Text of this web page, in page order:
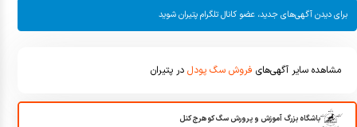
برای دیدن آگهی‌های جدید، عضو کانال تلگرام پتیران شوید
مشاهده سایر آگهی‌های فروش سگ پودل در پتیران
باشگاه بزرگ آموزش و پرورش سگ کوهرج کنل